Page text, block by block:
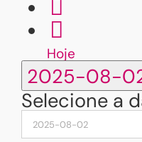
Hoje
2025-08-
Selecione a